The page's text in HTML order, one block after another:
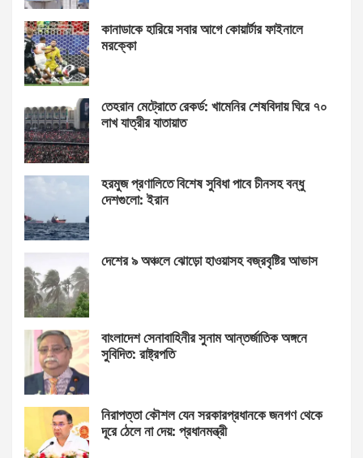
কানাডাকে হারিয়ে সবার আগে কোয়ার্টার ফাইনালে
মরক্কো
তেহরান মেট্রোতে রেকর্ড: খামেনির শেষবিদায় ঘিরে ৭০
লাখ যাত্রীর যাতায়াত
হরমুজ প্রণালিতে বিশেষ সুবিধা পাবে চীনসহ বন্ধু
দেশগুলো: ইরান
দেশের ৯ অঞ্চলে ঝোড়ো হাওয়াসহ বজ্রবৃষ্টির আভাস
বাংলাদেশ সেনাবাহিনীর সুনাম আন্তর্জাতিক অঙ্গনে
সুবিদিত: রাষ্ট্রপতি
নিরাপত্তা কৌশল যেন সরকারপ্রধানকে জনগণ থেকে
দূরে ঠেলে না দেয়: প্রধানমন্ত্রী